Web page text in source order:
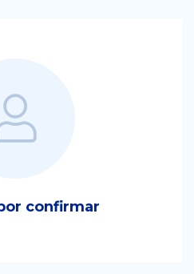
confirmar